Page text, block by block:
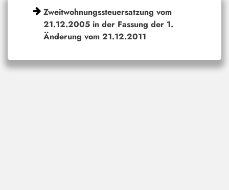
Zweitwohnungssteuersatzung vom
21.12.2005 in der Fassung der 1.
Änderung vom 21.12.2011